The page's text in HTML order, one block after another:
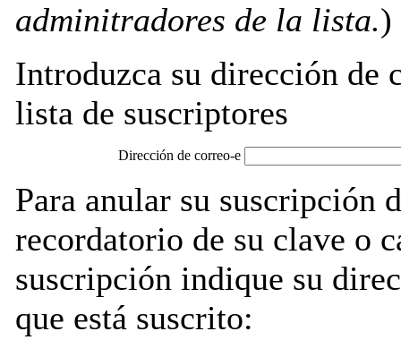
adminitradores de la lista.)
Introduzca su dirección de
lista de suscriptores
Dirección de correo-e
Para anular su suscripción
recordatorio de su clave o
suscripción indique su
que está suscrito: